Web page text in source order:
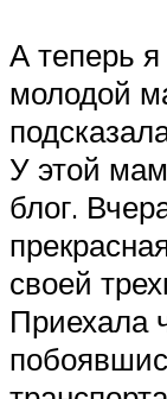
А теперь я
молодой
У этой
блог.
своей
Приехала